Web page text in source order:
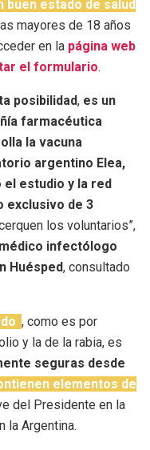
buen estado de salud
mayores de 18 años
en la página web
el formulario.
posibilidad, es un
farmacéutica
la vacuna
argentino Elea,
el estudio y la red
exclusivo de 3
los voluntarios”,
infectólogo
Huésped, consultado
, como es por
y la de la rabia, es
seguras desde
elementos de
del Presidente en la
la Argentina.